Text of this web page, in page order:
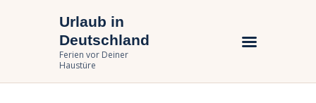
Urlaub in
Deutschland
Ferien vor Deiner
Haustüre
Urlaub in Deutschland
Ferien vor Deiner Haustüre
Urlaub zuhause